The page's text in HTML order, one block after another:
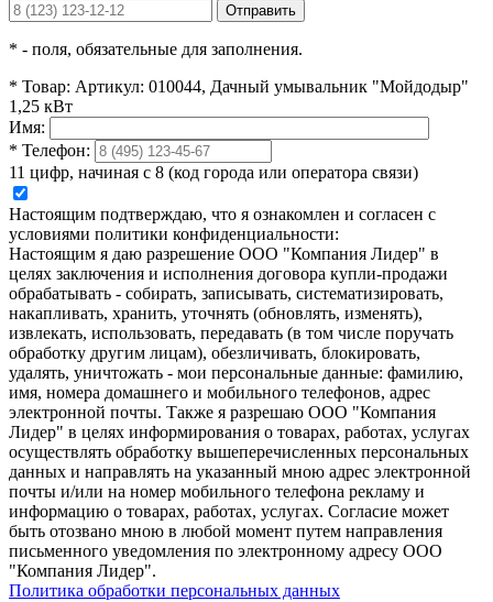
Отправить
* - поля, обязательные для заполнения.
* Товар: Артикул: 010044, Дачный умывальник "Мойдодыр"
1,25 кВт
Имя:
* Телефон:
11 цифр, начиная с 8 (код города или оператора связи)
Настоящим подтверждаю, что я ознакомлен и согласен с
условиями политики конфиденциальности:
Настоящим я даю разрешение ООО "Компания Лидер" в
целях заключения и исполнения договора купли-продажи
обрабатывать - собирать, записывать, систематизировать,
накапливать, хранить, уточнять (обновлять, изменять),
извлекать, использовать, передавать (в том числе поручать
обработку другим лицам), обезличивать, блокировать,
удалять, уничтожать - мои персональные данные: фамилию,
имя, номера домашнего и мобильного телефонов, адрес
электронной почты. Также я разрешаю ООО "Компания
Лидер" в целях информирования о товарах, работах, услугах
осуществлять обработку вышеперечисленных персональных
данных и направлять на указанный мною адрес электронной
почты и/или на номер мобильного телефона рекламу и
информацию о товарах, работах, услугах. Согласие может
быть отозвано мною в любой момент путем направления
письменного уведомления по электронному адресу ООО
"Компания Лидер".
Политика обработки персональных данных